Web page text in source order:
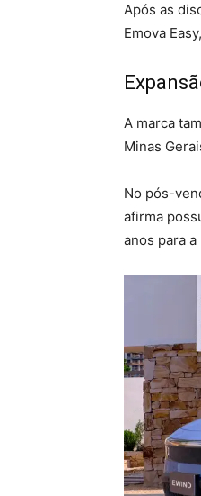
Após as
Emova
A marca
Minas
No pós-
afirma
anos para a